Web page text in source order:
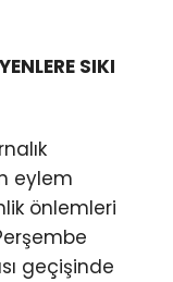
SIKI
eylem
önlemleri
geçişinde